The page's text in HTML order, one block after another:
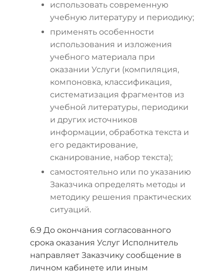
использовать современную
учебную литературу и периодику;
применять особенности
использования и изложения
учебного материала при
оказании Услуги (компиляция,
компоновка, классификация,
систематизация фрагментов из
учебной литературы, периодики
и других источников
информации, обработка текста и
его редактирование,
сканирование, набор текста);
самостоятельно или по указанию
Заказчика определять методы и
методику решения практических
ситуаций.
6.9 До окончания согласованного
срока оказания Услуг Исполнитель
направляет Заказчику сообщение в
личном кабинете или иным